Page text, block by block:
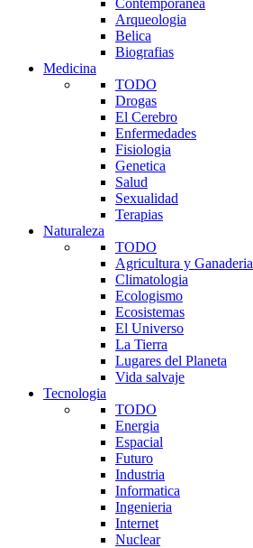
Arqueologia
Belica
Biografias
Medicina
TODO
Drogas
El Cerebro
Enfermedades
Fisiologia
Genetica
Salud
Sexualidad
Terapias
Naturaleza
TODO
Agricultura y Ganaderia
Climatologia
Ecologismo
Ecosistemas
El Universo
La Tierra
Lugares del Planeta
Vida salvaje
Tecnologia
TODO
Energia
Espacial
Futuro
Industria
Informatica
Ingenieria
Internet
Nuclear